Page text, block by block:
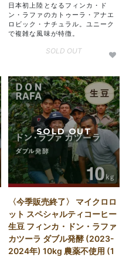
日本初上陸となるフィンカ・ド
ン・ラファのカトゥーラ・アナエ
ロビック・ナチュラル。ユニーク
で複雑な風味が特徴。
SOLD OUT
〈今季販売終了〉 マイクロロ
ット スペシャルティコーヒー
生豆 フィンカ・ドン・ラファ
カツーラ ダブル発酵 (2023-
2024年) 10kg 農薬不使用 (1